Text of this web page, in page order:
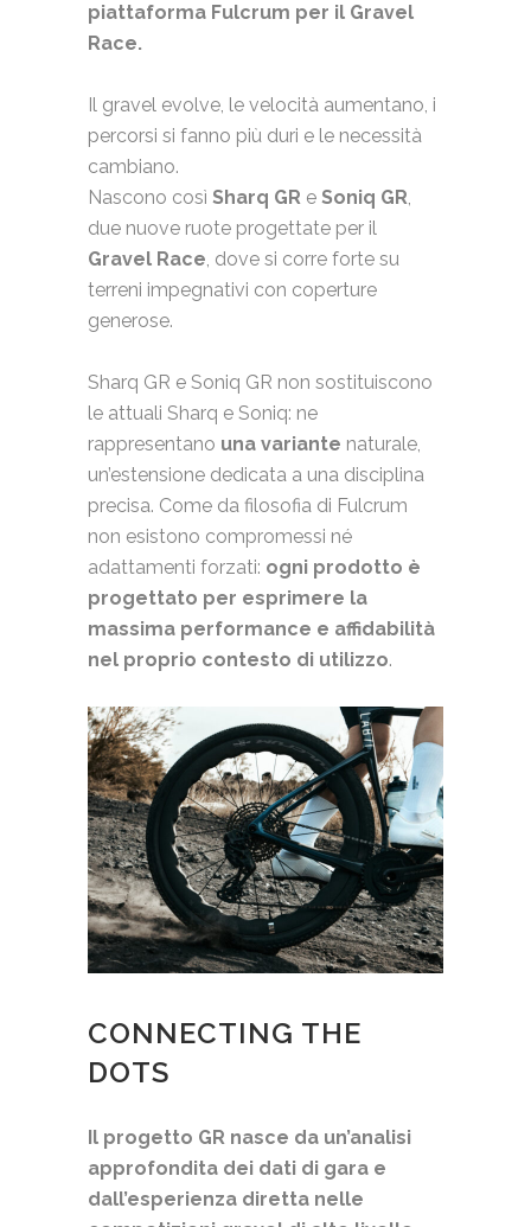
piattaforma Fulcrum per il Gravel
Race.
Il gravel evolve, le velocità aumentano, i
percorsi si fanno più duri e le necessità
cambiano.
Nascono così Sharq GR e Soniq GR,
due nuove ruote progettate per il
Gravel Race, dove si corre forte su
terreni impegnativi con coperture
generose.
Sharq GR e Soniq GR non sostituiscono
le attuali Sharq e Soniq: ne
rappresentano una variante naturale,
un’estensione dedicata a una disciplina
precisa. Come da filosofia di Fulcrum
non esistono compromessi né
adattamenti forzati: ogni prodotto è
progettato per esprimere la
massima performance e affidabilità
nel proprio contesto di utilizzo.
CONNECTING THE
DOTS
Il progetto GR nasce da un’analisi
approfondita dei dati di gara e
dall’esperienza diretta nelle